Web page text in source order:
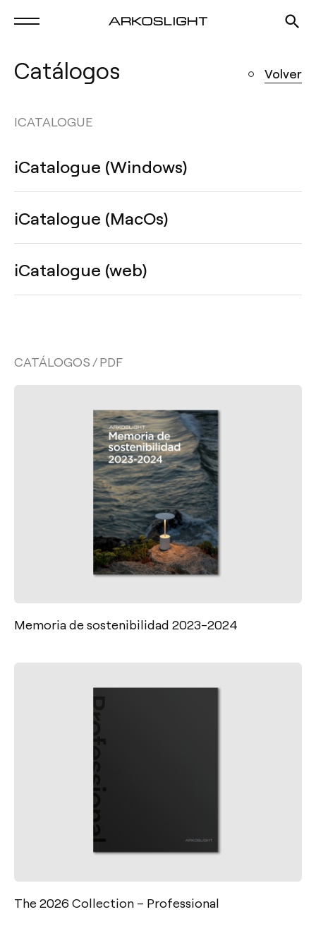
Catálogos Volver
ICATALOGUE
iCatalogue (Windows)
iCatalogue (MacOs)
iCatalogue (web)
CATÁLOGOS / PDF
Memoria de sostenibilidad 2023-2024
The 2026 Collection – Professional